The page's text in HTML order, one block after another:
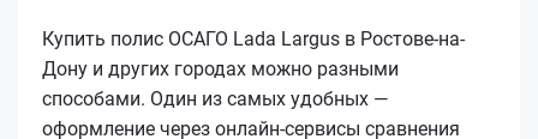
Купить полис ОСАГО Lada Largus в Ростове-на-
Дону и других городах можно разными
способами. Один из самых удобных —
оформление через онлайн-сервисы сравнения